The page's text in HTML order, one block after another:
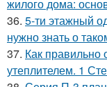
жилого дома:
36. 5-ти этажный
нужно знать о
37. Как
утеплителем. 1